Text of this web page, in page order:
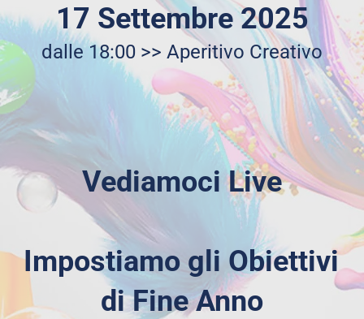
17 Settembre 2025
dalle 18:00 >> Aperitivo Creativo
Vediamoci Live
Impostiamo gli Obiettivi
di Fine Anno